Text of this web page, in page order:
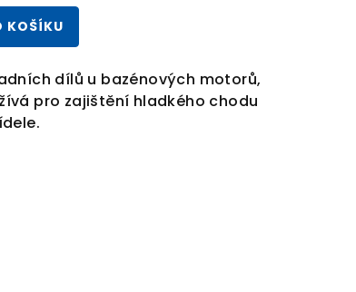
KOŠÍKU
dílů u bazénových motorů,
pro zajištění hladkého chodu